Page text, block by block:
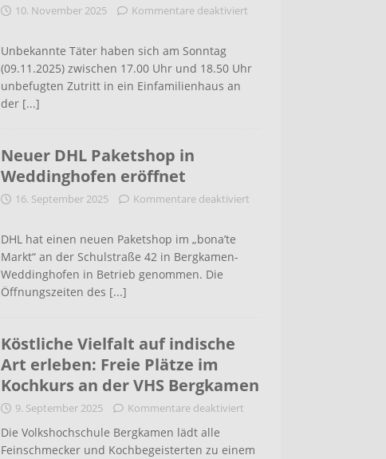
10. November 2025 Kommentare deaktiviert
Unbekannte Täter haben sich am Sonntag
(09.11.2025) zwischen 17.00 Uhr und 18.50 Uhr
unbefugten Zutritt in ein Einfamilienhaus an
der [...]
Neuer DHL Paketshop in
Weddinghofen eröffnet
16. September 2025 Kommentare deaktiviert
DHL hat einen neuen Paketshop im „bona’te
Markt“ an der Schulstraße 42 in Bergkamen-
Weddinghofen in Betrieb genommen. Die
Öffnungszeiten des [...]
Köstliche Vielfalt auf indische
Art erleben: Freie Plätze im
Kochkurs an der VHS Bergkamen
9. September 2025 Kommentare deaktiviert
Die Volkshochschule Bergkamen lädt alle
Feinschmecker und Kochbegeisterten zu einem